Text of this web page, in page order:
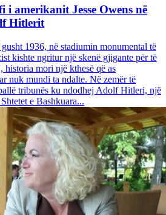
amerikanit Jesse Owens në
Hitlerit
1936, në stadiumin monumental të
kishte ngritur një skenë gjigante për të
mori një kthesë që as
nuk mundi ta ndalte. Në zemër të
tribunës ku ndodhej Adolf Hitleri, një
e Bashkuara...